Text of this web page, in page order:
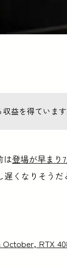
益を得ています
は登場が早まり
くなりそう
RTX